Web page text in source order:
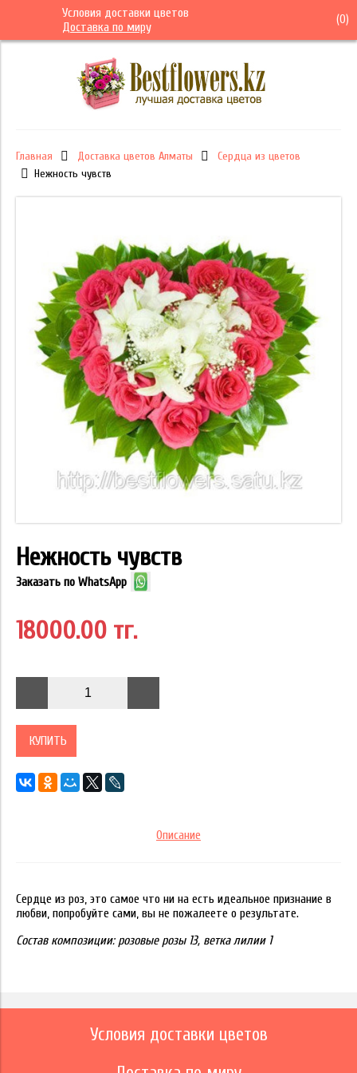
Условия доставки цветов
Доставка по миру
(0)
Главная Доставка цветов Алматы
Сердца из цветов
Нежность чувств
Нежность чувств
Заказать по WhatsApp
18000.00 тг.
КУПИТЬ
Описание
Сердце из роз, это самое что ни на есть идеальное признание в
любви, попробуйте сами, вы не пожалеете о результате.
Состав композиции: розовые розы 13, ветка лилии 1
Условия доставки цветов